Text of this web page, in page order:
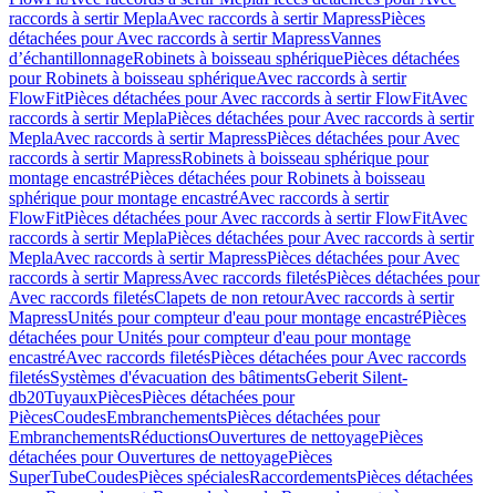
raccords à sertir MeplaAvec raccords à sertir MapressPièces
détachées pour Avec raccords à sertir MapressVannes
d’échantillonnageRobinets à boisseau sphériquePièces détachées
pour Robinets à boisseau sphériqueAvec raccords à sertir
FlowFitPièces détachées pour Avec raccords à sertir FlowFitAvec
raccords à sertir MeplaPièces détachées pour Avec raccords à sertir
MeplaAvec raccords à sertir MapressPièces détachées pour Avec
raccords à sertir MapressRobinets à boisseau sphérique pour
montage encastréPièces détachées pour Robinets à boisseau
sphérique pour montage encastréAvec raccords à sertir
FlowFitPièces détachées pour Avec raccords à sertir FlowFitAvec
raccords à sertir MeplaPièces détachées pour Avec raccords à sertir
MeplaAvec raccords à sertir MapressPièces détachées pour Avec
raccords à sertir MapressAvec raccords filetésPièces détachées pour
Avec raccords filetésClapets de non retourAvec raccords à sertir
MapressUnités pour compteur d'eau pour montage encastréPièces
détachées pour Unités pour compteur d'eau pour montage
encastréAvec raccords filetésPièces détachées pour Avec raccords
filetésSystèmes d'évacuation des bâtimentsGeberit Silent-
db20TuyauxPiècesPièces détachées pour
PiècesCoudesEmbranchementsPièces détachées pour
EmbranchementsRéductionsOuvertures de nettoyagePièces
détachées pour Ouvertures de nettoyagePièces
SuperTubeCoudesPièces spécialesRaccordementsPièces détachées